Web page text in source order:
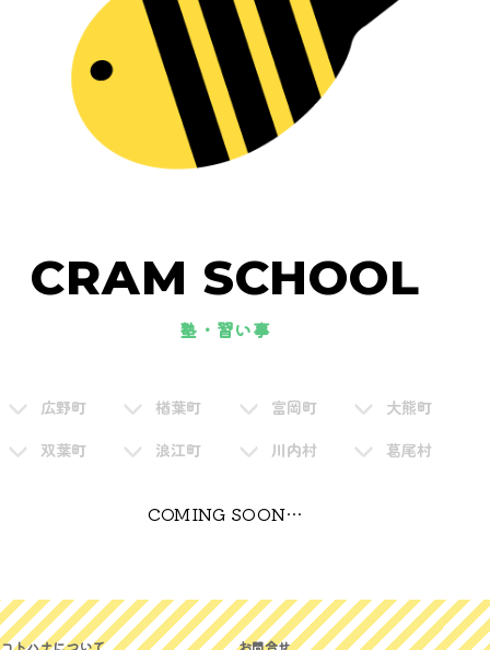
CRAM SCHOOL
塾・習い事
広野町 楢葉町 富岡町
大熊町
双葉町
浪江町 川内村 葛尾村
COMING SOON…